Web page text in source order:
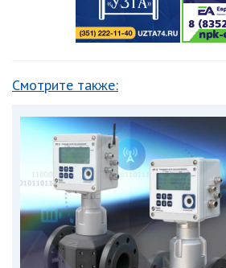
Смотрите также: